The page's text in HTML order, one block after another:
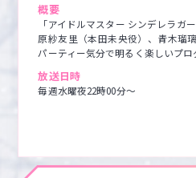
概要
「アイドルマスター シンデレラガ
原紗友里（本田未央役）、青木瑠
パーティー気分で明るく楽しいプロ
放送日時
毎週水曜夜22時00分～